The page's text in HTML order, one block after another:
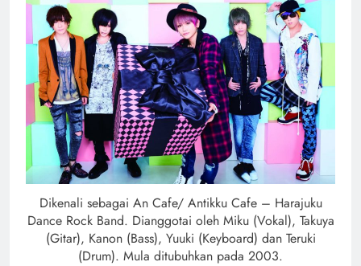
Dikenali sebagai An Cafe/ Antikku Cafe – Harajuku
Dance Rock Band. Dianggotai oleh Miku (Vokal), Takuya
(Gitar), Kanon (Bass), Yuuki (Keyboard) dan Teruki
(Drum). Mula ditubuhkan pada 2003.